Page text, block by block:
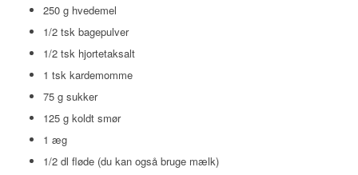
250 g hvedemel
1/2 tsk bagepulver
1/2 tsk hjortetaksalt
1 tsk kardemomme
75 g sukker
125 g koldt smør
1 æg
1/2 dl fløde (du kan også bruge mælk)